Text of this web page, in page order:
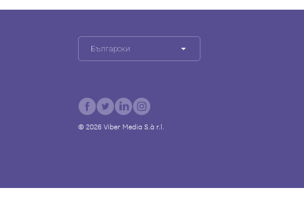
Български
© 2026 Viber Media S.à r.l.